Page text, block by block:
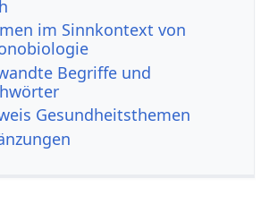
im Sinnkontext von
Begriffe und
Gesundheitsthemen